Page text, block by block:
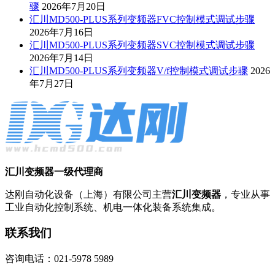
骤 2026年7月20日
汇川MD500-PLUS系列变频器FVC控制模式调试步骤
2026年7月16日
汇川MD500-PLUS系列变频器SVC控制模式调试步骤
2026年7月14日
汇川MD500-PLUS系列变频器V/f控制模式调试步骤 2026
年7月27日
汇川变频器一级代理商
达刚自动化设备（上海）有限公司主营汇川变频器 ，专业从事
工业自动化控制系统、机电一体化装备系统集成。
联系我们
咨询电话：021-5978 5989